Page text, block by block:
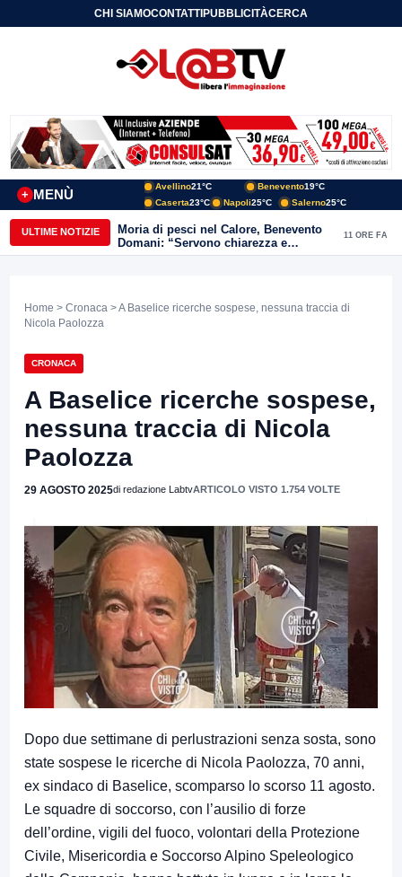
CHI SIAMOCONTATTIPUBBLICITÀCERCA
MENÙ
+
Avellino21°C Benevento19°C
Caserta23°C Napoli25°C Salerno25°C
ULTIME NOTIZIE
Moria di pesci nel Calore, Benevento
Domani: “Servono chiarezza e
approfondimenti sulla gestione
11 ORE FA
Home > Cronaca > A Baselice ricerche sospese, nessuna traccia di
Nicola Paolozza
CRONACA
A Baselice ricerche sospese,
nessuna traccia di Nicola
Paolozza
29 AGOSTO 2025di redazione LabtvARTICOLO VISTO 1.754 VOLTE
Dopo due settimane di perlustrazioni senza sosta, sono
state sospese le ricerche di Nicola Paolozza, 70 anni,
ex sindaco di Baselice, scomparso lo scorso 11 agosto.
Le squadre di soccorso, con l’ausilio di forze
dell’ordine, vigili del fuoco, volontari della Protezione
Civile, Misericordia e Soccorso Alpino Speleologico